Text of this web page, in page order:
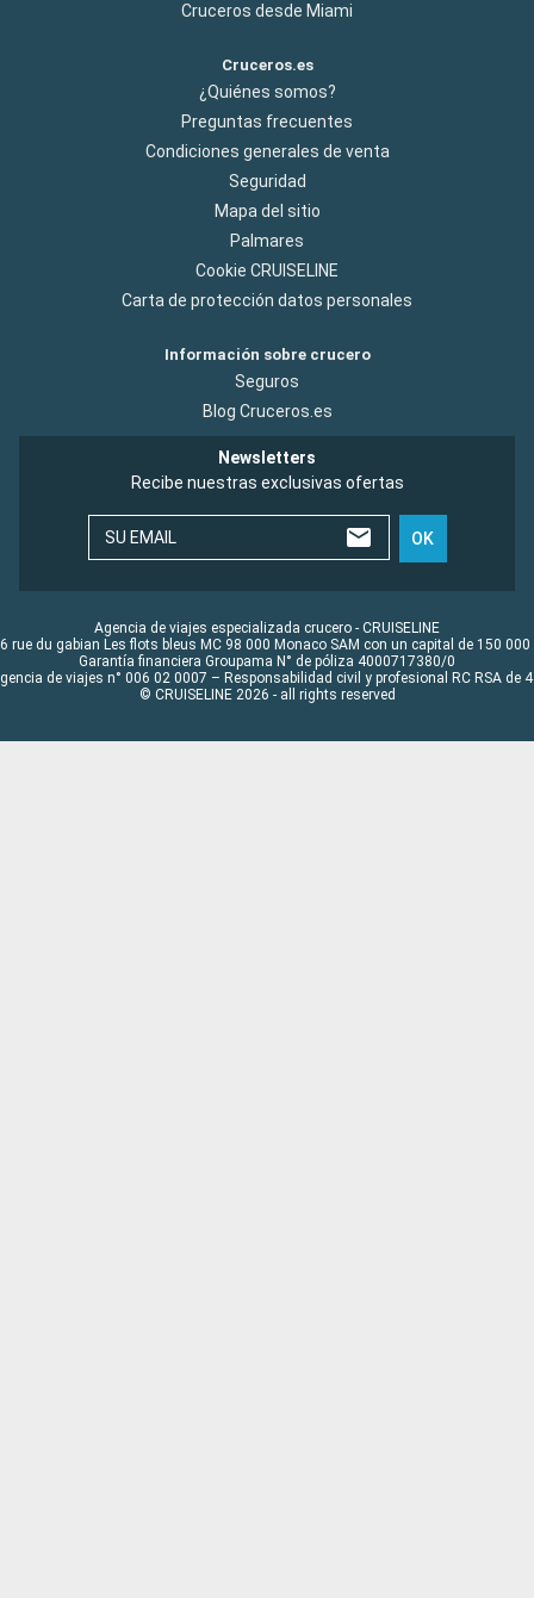
Cruceros desde Miami
Cruceros.es
¿Quiénes somos?
Preguntas frecuentes
Condiciones generales de venta
Seguridad
Mapa del sitio
Palmares
Cookie CRUISELINE
Carta de protección datos personales
Información sobre crucero
Seguros
Blog Cruceros.es
Newsletters
Recibe nuestras exclusivas ofertas
SU EMAIL OK
Agencia de viajes especializada crucero - CRUISELINE
rue du gabian Les flots bleus MC 98 000 Monaco SAM con un capital de 150 000
Garantía financiera Groupama N° de póliza 4000717380/0
de viajes n° 006 02 0007 – Responsabilidad civil y profesional RC RSA de
© CRUISELINE 2026 - all rights reserved